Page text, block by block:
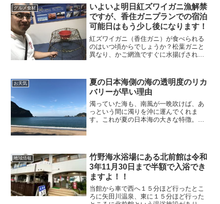
グルメ食材
いよいよ明日紅ズワイガニ漁解禁
ですが、香住ガニプランでの宿泊
可能日はもう少し後になります！
紅ズワイガニ（香住ガニ）が食べられる
のはいつ頃からでしょうか？松葉ガニと
異なり、かご網漁ですぐに水揚げされる
す。宿泊は２週目の週末あたりからのス
タートとお考え下さい。
お天気
夏の日本海側の海の透明度のリカ
バリーが早い理由
濁っていた海も、南風が一晩吹けば、あ
っという間に濁りを沖に運んでくれま
す。これが夏の日本海の大きな特徴。
地域情報
竹野海水浴場にある北前館は令和
3年11月30日まで半額で入浴でき
ますよ！！
当館から車で西へ１５分ほど行ったとこ
ろに矢田川温泉、東に１５分ほど行った